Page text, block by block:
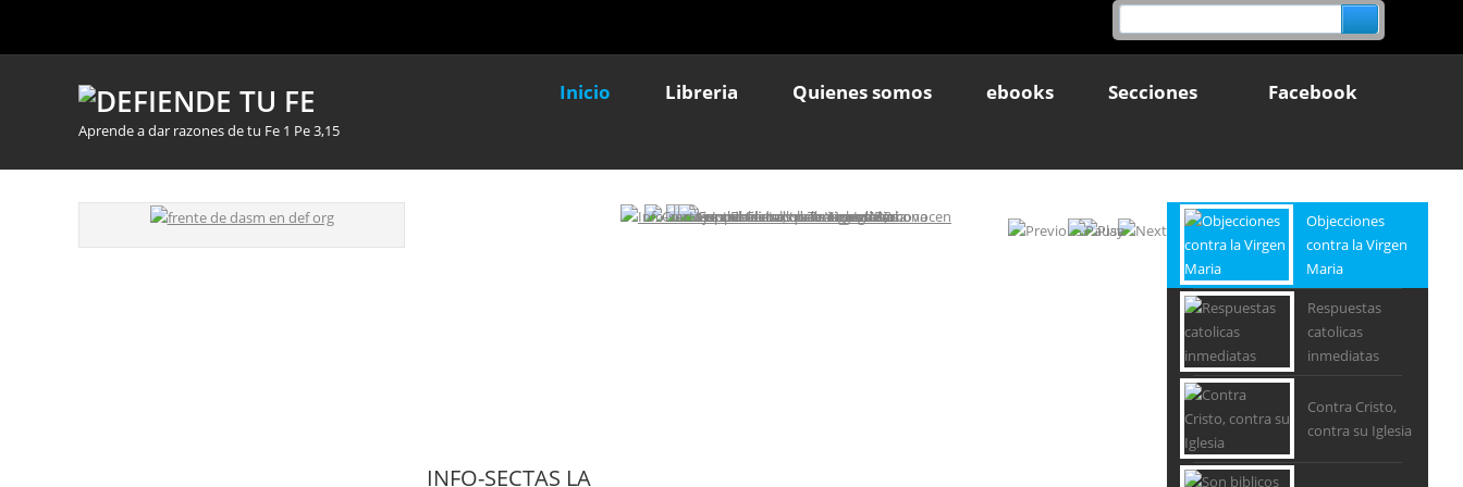
Aprende a dar razones de tu Fe 1 Pe 3,15
Inicio Libreria Quienes somos ebooks Secciones Facebook
INFO-SECTAS LA
Objecciones
contra la Virgen
Maria
Respuestas
catolicas
inmediatas
Contra Cristo,
contra su Iglesia